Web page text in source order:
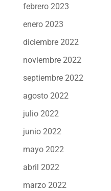
febrero 2023
enero 2023
diciembre 2022
noviembre 2022
septiembre 2022
agosto 2022
julio 2022
junio 2022
mayo 2022
abril 2022
marzo 2022